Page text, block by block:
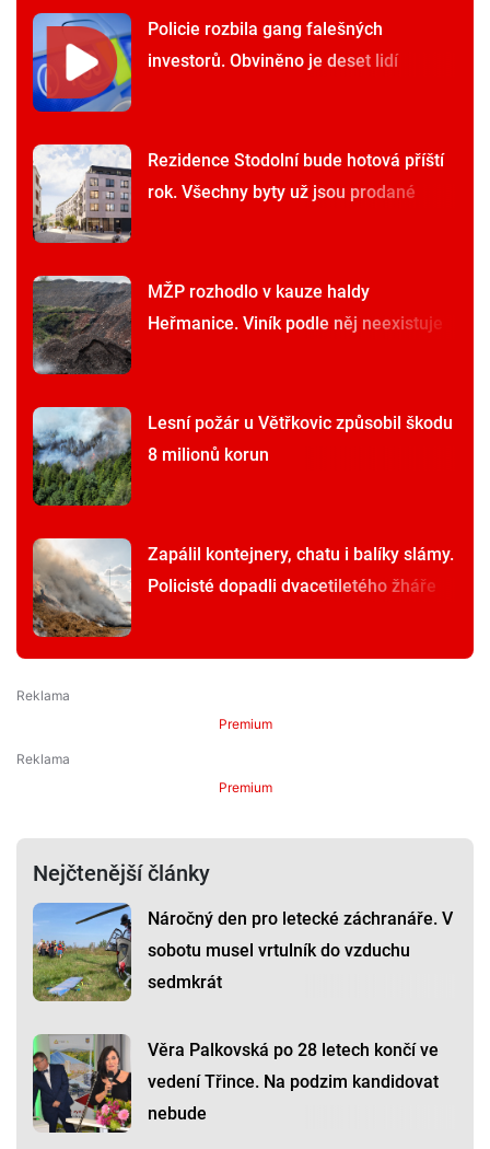
Policie rozbila gang falešných
investorů. Obviněno je deset lidí
Rezidence Stodolní bude hotová příští
rok. Všechny byty už jsou prodané
MŽP rozhodlo v kauze haldy
Heřmanice. Viník podle něj neexistuje
Lesní požár u Větřkovic způsobil škodu
8 milionů korun
Zapálil kontejnery, chatu i balíky slámy.
Policisté dopadli dvacetiletého žháře
Premium
Premium
Nejčtenější články
Náročný den pro letecké záchranáře. V
sobotu musel vrtulník do vzduchu
sedmkrát
Věra Palkovská po 28 letech končí ve
vedení Třince. Na podzim kandidovat
nebude